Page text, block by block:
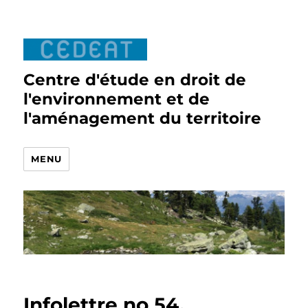
Centre d'étude en droit de
l'environnement et de
l'aménagement du territoire
MENU